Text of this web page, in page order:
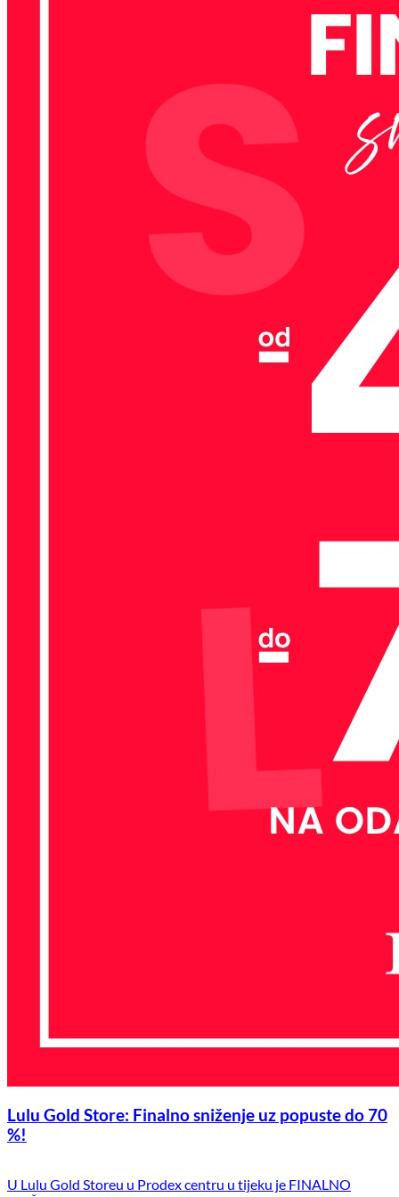
Lulu Gold Store: Finalno sniženje uz popuste do 70
%!
U Lulu Gold Storeu u Prodex centru u tijeku je FINALNO